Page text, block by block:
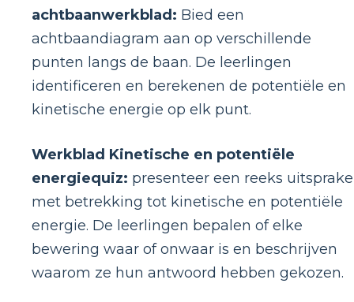
achtbaanwerkblad: Bied een
achtbaandiagram aan op verschillende
punten langs de baan. De leerlingen
identificeren en berekenen de potentiële en
kinetische energie op elk punt.
Werkblad Kinetische en potentiële
energiequiz: presenteer een reeks
met betrekking tot kinetische en potentiële
energie. De leerlingen bepalen of elke
bewering waar of onwaar is en beschrijven
waarom ze hun antwoord hebben gekozen.